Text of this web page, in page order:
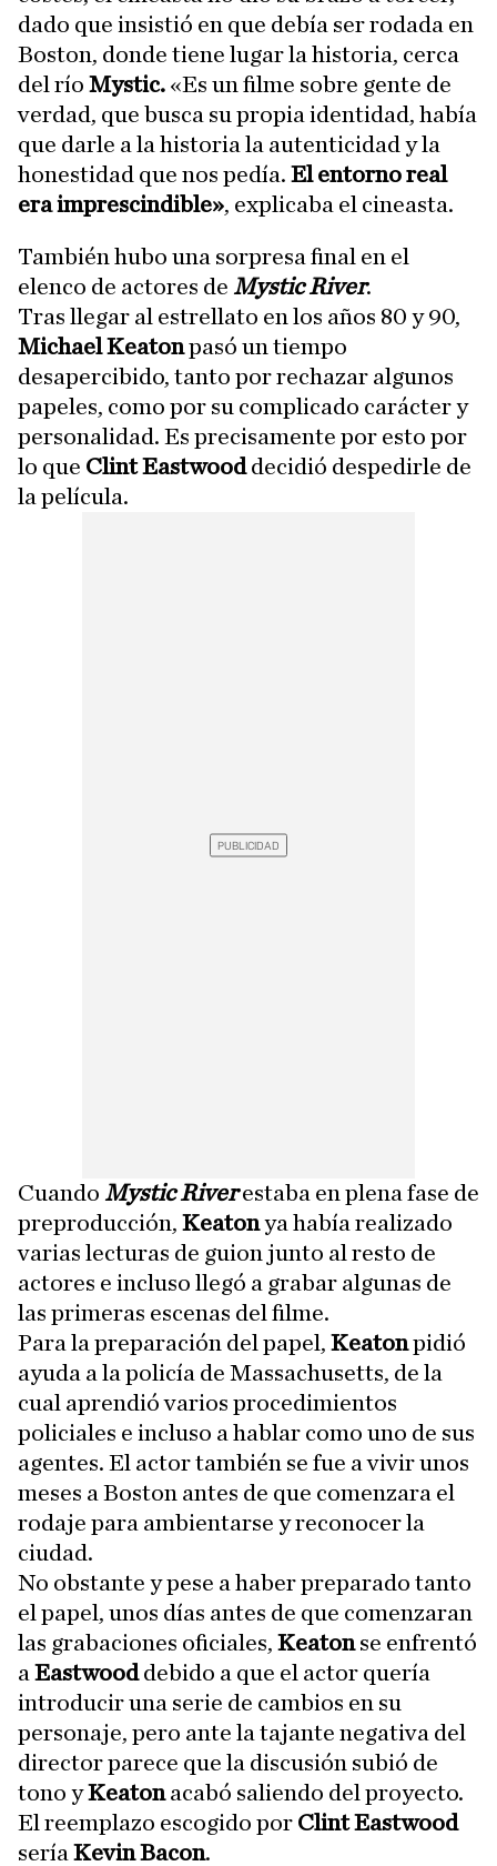
dado que insistió en que debía ser rodada en
Boston, donde tiene lugar la historia, cerca
del río Mystic. «Es un filme sobre gente de
verdad, que busca su propia identidad, había
que darle a la historia la autenticidad y la
honestidad que nos pedía. El entorno real
era imprescindible», explicaba el cineasta.
También hubo una sorpresa final en el
elenco de actores de Mystic River.
Tras llegar al estrellato en los años 80 y 90,
Michael Keatonpasó un tiempo
desapercibido, tanto por rechazar algunos
papeles, como por su complicado carácter y
personalidad. Es precisamente por esto por
lo que Clint Eastwooddecidió despedirle de
la película.
Cuando Mystic Riverestaba en plena fase de
preproducción, Keatonya había realizado
varias lecturas de guion junto al resto de
actores e incluso llegó a grabar algunas de
las primeras escenas del filme.
Para la preparación del papel, Keatonpidió
ayuda a la policía de Massachusetts, de la
cual aprendió varios procedimientos
policiales e incluso a hablar como uno de sus
agentes. El actor también se fue a vivir unos
meses a Boston antes de que comenzara el
rodaje para ambientarse y reconocer la
ciudad.
No obstante y pese a haber preparado tanto
el papel, unos días antes de que comenzaran
las grabaciones oficiales, Keatonse enfrentó
a Eastwooddebido a que el actor quería
introducir una serie de cambios en su
personaje, pero ante la tajante negativa del
director parece que la discusión subió de
tono yKeatonacabó saliendo del proyecto.
El reemplazo escogido por Clint Eastwood
sería Kevin Bacon.